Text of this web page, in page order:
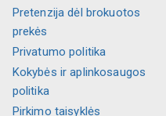
Pretenzija dėl brokuotos
prekės
Privatumo politika
Kokybės ir aplinkosaugos
politika
Pirkimo taisyklės